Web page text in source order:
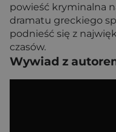
powieść kryminalna
dramatu greckiego
podnieść się z
czasów.
Wywiad z